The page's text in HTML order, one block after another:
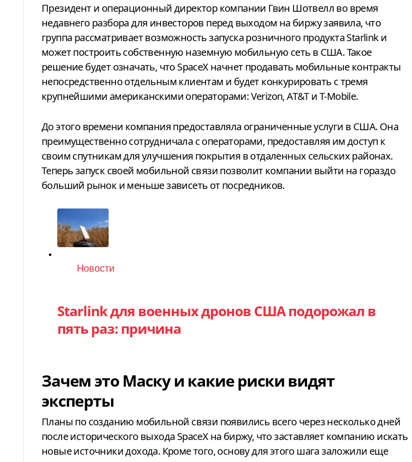
Президент и операционный директор компании Гвин Шотвелл во время
недавнего разбора для инвесторов перед выходом на биржу заявила, что
группа рассматривает возможность запуска розничного продукта Starlink и
может построить собственную наземную мобильную сеть в США. Такое
решение будет означать, что SpaceX начнет продавать мобильные контракты
непосредственно отдельным клиентам и будет конкурировать с тремя
крупнейшими американскими операторами: Verizon, AT&T и T-Mobile.
До этого времени компания предоставляла ограниченные услуги в США. Она
преимущественно сотрудничала с операторами, предоставляя им доступ к
своим спутникам для улучшения покрытия в отдаленных сельских районах.
Теперь запуск своей мобильной связи позволит компании выйти на гораздо
больший рынок и меньше зависеть от посредников.
Категория
Новости
Starlink для военных дронов США подорожал в
пять раз: причина
Зачем это Маску и какие риски видят
эксперты
Планы по созданию мобильной связи появились всего через несколько дней
после исторического выхода SpaceX на биржу, что заставляет компанию искать
новые источники дохода. Кроме того, основу для этого шага заложили еще